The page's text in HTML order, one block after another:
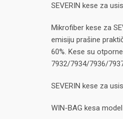
SEVERIN kese za
Mikrofiber kese za
emisiju prašine
60%. Kese su
7932/7934/7936/
SEVERIN kese za
WIN-BAG kesa